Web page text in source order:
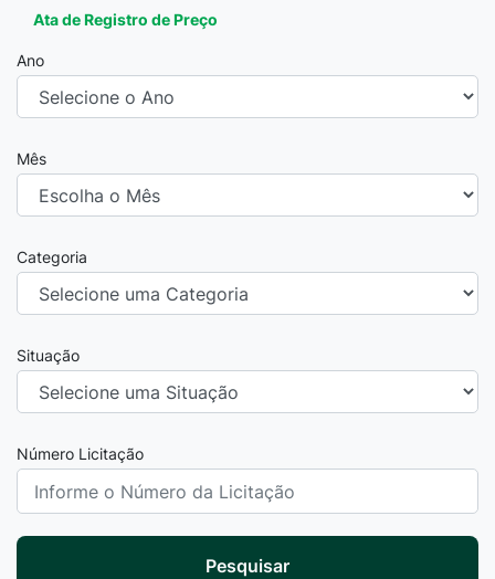
Ata de Registro de Preço
Ano
Mês
Categoria
Situação
Número Licitação
Pesquisar